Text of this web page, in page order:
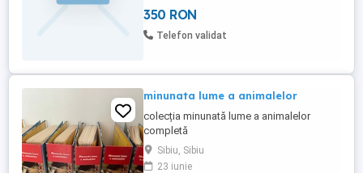
350 RON
Telefon validat
minunata lume a animalelor
colecția minunată lume a animalelor
completă
Sibiu, Sibiu
23 iunie